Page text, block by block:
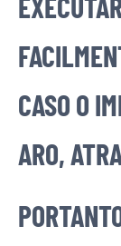
CASO O
ARO,